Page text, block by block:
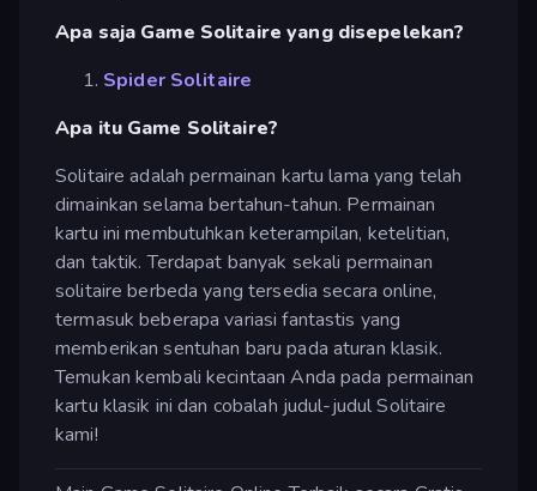
Apa saja Game Solitaire yang disepelekan?
Spider Solitaire
Apa itu Game Solitaire?
Solitaire adalah permainan kartu lama yang telah
dimainkan selama bertahun-tahun. Permainan
kartu ini membutuhkan keterampilan, ketelitian,
dan taktik. Terdapat banyak sekali permainan
solitaire berbeda yang tersedia secara online,
termasuk beberapa variasi fantastis yang
memberikan sentuhan baru pada aturan klasik.
Temukan kembali kecintaan Anda pada permainan
kartu klasik ini dan cobalah judul-judul Solitaire
kami!